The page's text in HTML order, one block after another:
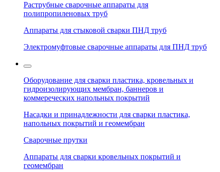
Раструбные сварочные аппараты для
полипропиленовых труб
Аппараты для стыковой сварки ПНД труб
Электромуфтовые сварочные аппараты для ПНД труб
Оборудование для сварки пластика, кровельных и
гидроизолирующих мембран, баннеров и
коммереческих напольных покрытий
Насадки и принадлежности для сварки пластика,
напольных покрытий и геомембран
Сварочные прутки
Аппараты для сварки кровельных покрытий и
геомембран